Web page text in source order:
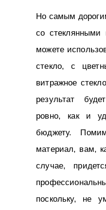
Но самым
со стеклянными
можете
стекло, с
витражное
результат
ровно, как и
бюджету.
материал, вам,
случае,
поскольку, не